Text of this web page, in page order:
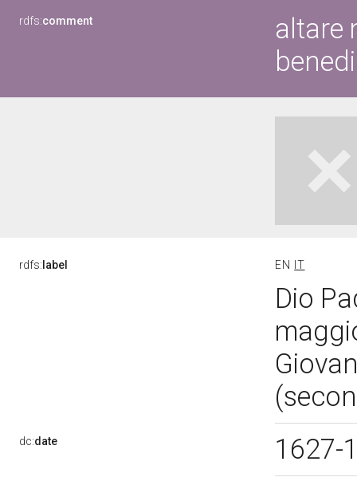
rdfs:comment
altare
rdfs: label EN IT
Dio
dc:date 1627-